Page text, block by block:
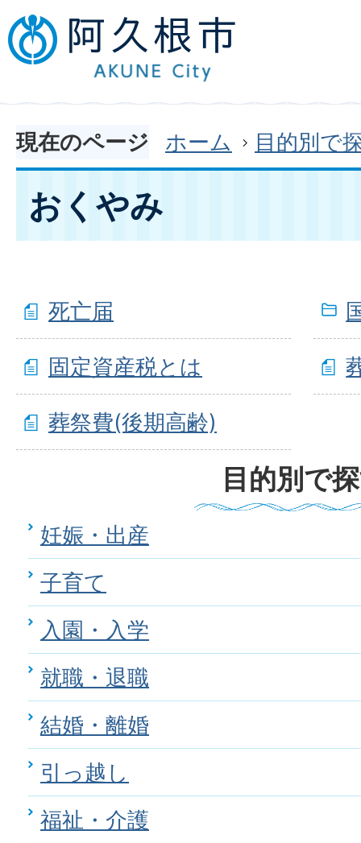
現在のページ ホーム 目的別で
おくやみ
死亡届
固定資産税とは
葬祭費(後期高齢)
目的別で
妊娠・出産
子育て
入園・入学
就職・退職
結婚・離婚
引っ越し
福祉・介護